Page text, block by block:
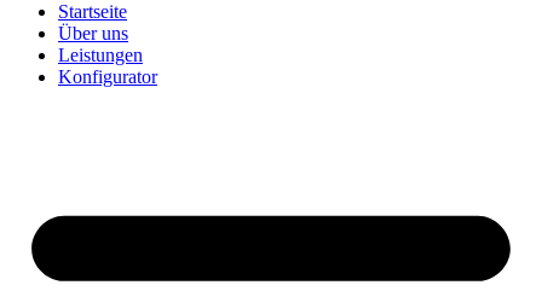
Startseite
Über uns
Leistungen
Konfigurator